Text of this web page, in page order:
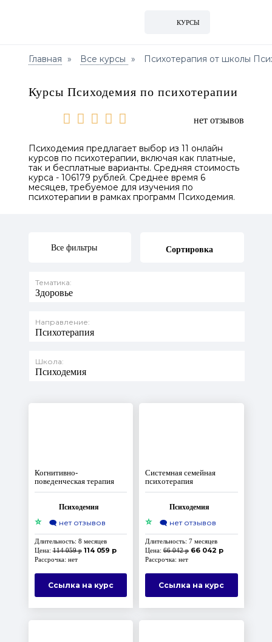
КУРСЫ
Главная Все курсы Психотерапия от школы
Курсы Психодемия по психотерапии
нет отзывов
Психодемия предлагает выбор из 11 онлайн
курсов по психотерапии, включая как платные,
так и бесплатные варианты. Средняя стоимость
курса - 106179 рублей. Среднее время 6
месяцев, требуемое для изучения по
психотерапии в рамках программ Психодемия.
Все фильтры Сортировка
Тематика:
Здоровье
Направление:
Психотерапия
Школа:
Психодемия
Когнитивно-
поведенческая терапия
Психодемия
⭐ 🗨️ нет отзывов
Длительность: 8 месяцев
Цена:114 059 р 114 059 р
Рассрочка: нет
Ссылка на курс
Системная семейная
психотерапия
Психодемия
⭐ 🗨️ нет отзывов
Длительность: 7 месяцев
Цена: 66 042 р 66 042 р
Рассрочка: нет
Ссылка на курс